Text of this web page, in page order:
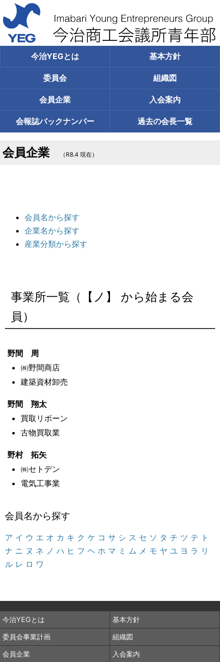
今治YEGとは 基本方針
委員会 組織図
会員企業 入会案内
会報誌バックナンバー 過去の会長一覧
会員企業 （R8.4 現在）
会員名から探す
企業名から探す
産業分類から探す
事業所一覧（【ノ】 から始まる会
員）
野間 周
㈱野間商店
建築資材卸売
野間 翔太
買取リボーン
古物買取業
野村 拓矢
㈱セトデン
電気工事業
会員名から探す
ア イ ウ エ オ カ キ ク ケ コ サ シ ス セ ソ タ チ ツ テ ト
ナ ニ ヌ ネ ノ ハ ヒ フ ヘ ホ マ ミ ム メ モ ヤ ユ ヨ ラ リ
ル レ ロ ワ
今治YEGとは 基本方針
委員会事業計画 組織図
会員企業 入会案内